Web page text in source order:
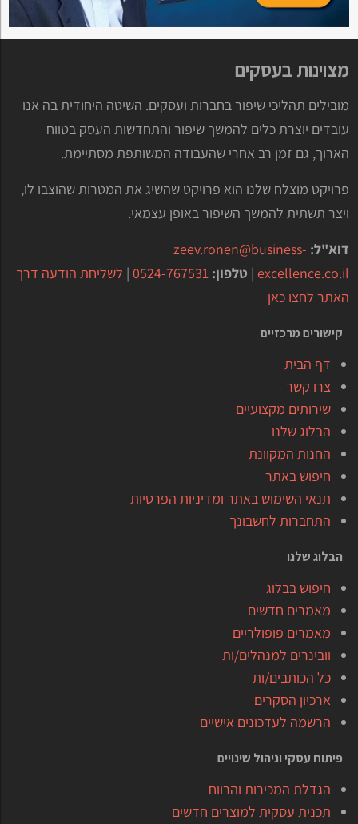
מצוינות בעסקים
מובילים תהליכי שיפור בחברות ועסקים. השיטה היחודית בה אנו
עובדים יוצרת כלים להמשך שיפור והתחדשות העסק בטווח
הארוך, גם זמן רב אחרי שהעבודה המשותפת מסתיימת.
פרויקט מוצלח שלנו הוא פרויקט שהשיג את המטרות שהוצבו לו,
ויצר תשתית להמשך השיפור באופן עצמאי.
דוא"ל: zeev.ronen@business-
excellence.co.il
| טלפון: 0524-767531
| לשליחת הודעה דרך
האתר לחצו כאן
קישורים מרכזיים
דף הבית
צרו קשר
שירותים מקצועיים
הבלוג שלנו
החנות המקוונת
חיפוש באתר
תנאי השימוש באתר ומדיניות הפרטיות
התחברות לחשבונך
הבלוג שלנו
חיפוש בבלוג
מאמרים חדשים
מאמרים פופולריים
וובינרים למנהלים/ות
כל הכותבים/ות
ארכיון הסקרים
הרשמה לעדכונים אישיים
פיתוח עסקי וניהול שינויים
הגדלת המכירות והרווח
תכנית עסקית למוצרים חדשים